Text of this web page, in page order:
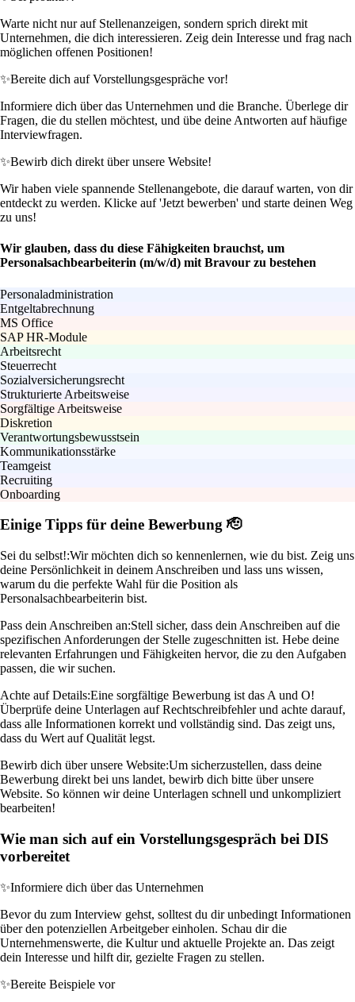
Warte nicht nur auf Stellenanzeigen, sondern sprich direkt mit
Unternehmen, die dich interessieren. Zeig dein Interesse und frag nach
möglichen offenen Positionen!
✨Bereite dich auf Vorstellungsgespräche vor!
Informiere dich über das Unternehmen und die Branche. Überlege dir
Fragen, die du stellen möchtest, und übe deine Antworten auf häufige
Interviewfragen.
✨Bewirb dich direkt über unsere Website!
Wir haben viele spannende Stellenangebote, die darauf warten, von dir
entdeckt zu werden. Klicke auf 'Jetzt bewerben' und starte deinen Weg
zu uns!
Wir glauben, dass du diese Fähigkeiten brauchst, um
Personalsachbearbeiterin (m/w/d) mit Bravour zu bestehen
Personaladministration
Entgeltabrechnung
MS Office
SAP HR-Module
Arbeitsrecht
Steuerrecht
Sozialversicherungsrecht
Strukturierte Arbeitsweise
Sorgfältige Arbeitsweise
Diskretion
Verantwortungsbewusstsein
Kommunikationsstärke
Teamgeist
Recruiting
Onboarding
Einige Tipps für deine Bewerbung 🫡
Sei du selbst!:Wir möchten dich so kennenlernen, wie du bist. Zeig uns
deine Persönlichkeit in deinem Anschreiben und lass uns wissen,
warum du die perfekte Wahl für die Position als
Personalsachbearbeiterin bist.
Pass dein Anschreiben an:Stell sicher, dass dein Anschreiben auf die
spezifischen Anforderungen der Stelle zugeschnitten ist. Hebe deine
relevanten Erfahrungen und Fähigkeiten hervor, die zu den Aufgaben
passen, die wir suchen.
Achte auf Details:Eine sorgfältige Bewerbung ist das A und O!
Überprüfe deine Unterlagen auf Rechtschreibfehler und achte darauf,
dass alle Informationen korrekt und vollständig sind. Das zeigt uns,
dass du Wert auf Qualität legst.
Bewirb dich über unsere Website:Um sicherzustellen, dass deine
Bewerbung direkt bei uns landet, bewirb dich bitte über unsere
Website. So können wir deine Unterlagen schnell und unkompliziert
bearbeiten!
Wie man sich auf ein Vorstellungsgespräch bei DIS
vorbereitet
✨Informiere dich über das Unternehmen
Bevor du zum Interview gehst, solltest du dir unbedingt Informationen
über den potenziellen Arbeitgeber einholen. Schau dir die
Unternehmenswerte, die Kultur und aktuelle Projekte an. Das zeigt
dein Interesse und hilft dir, gezielte Fragen zu stellen.
✨Bereite Beispiele vor